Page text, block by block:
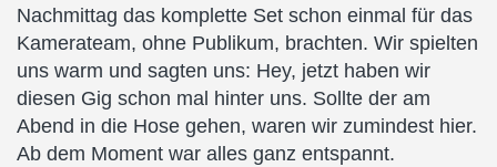
Nachmittag das komplette Set schon einmal für das
Kamerateam, ohne Publikum, brachten. Wir spielten
uns warm und sagten uns: Hey, jetzt haben wir
diesen Gig schon mal hinter uns. Sollte der am
Abend in die Hose gehen, waren wir zumindest hier.
Ab dem Moment war alles ganz entspannt.